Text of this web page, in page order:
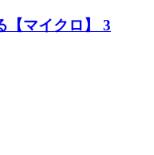
【マイクロ】 3